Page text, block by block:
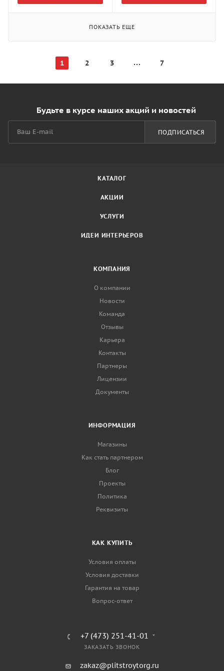
ПОКАЗАТЬ ЕЩЕ
1 2 3 7
Будьте в курсе наших акций и новостей
ПОДПИСАТЬСЯ
КАТАЛОГ
АКЦИИ
УСЛУГИ
ИДЕИ ИНТЕРЬЕРОВ
КОМПАНИЯ
О компании
Новости
Команда
Отзывы
Карьера
Контакты
Партнеры
Лицензии
Документы
ИНФОРМАЦИЯ
Магазины
Как стать партнером
Блог
Проекты
Политика
Реквизиты
КАК КУПИТЬ
Условия оплаты
Условия доставки
Гарантия на товар
Вопрос-ответ
+7 (473) 251-41-01
ЗАКАЗАТЬ ЗВОНОК
zakaz@plitstroytorg.ru